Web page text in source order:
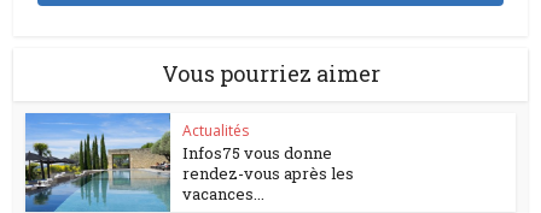
Vous pourriez aimer
Actualités
Infos75 vous donne
rendez-vous après les
vacances...